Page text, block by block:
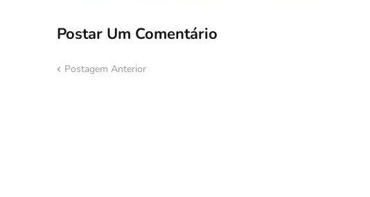
Postar Um Comentário
Postagem Anterior